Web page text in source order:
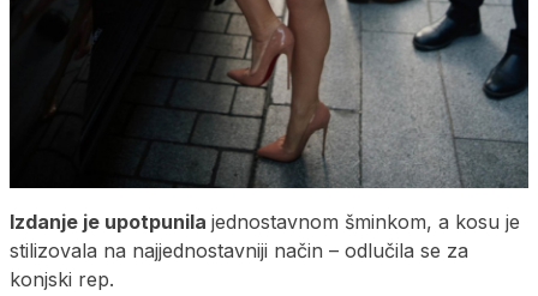
Izdanje je upotpunila jednostavnom šminkom, a kosu je
stilizovala na najjednostavniji način – odlučila se za
konjski rep.